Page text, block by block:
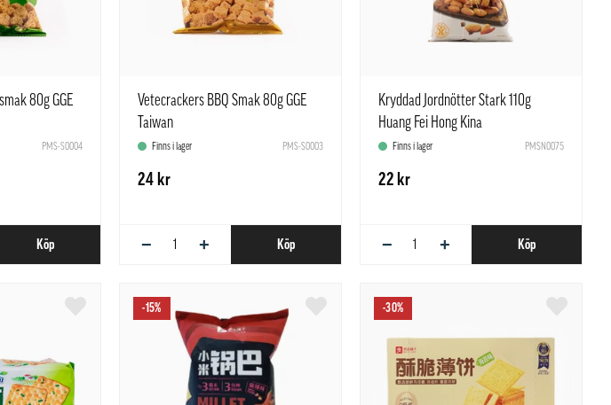
80g GGE
PMS-S0004
Köp
Vetecrackers BBQ Smak 80g GGE
Taiwan
Finns i lager PMS-S0003
24 kr
− + Köp
Kryddad Jordnötter Stark 110g
Huang Fei Hong Kina
Finns i lager PMSN0075
22 kr
− + Köp
-15% -30%